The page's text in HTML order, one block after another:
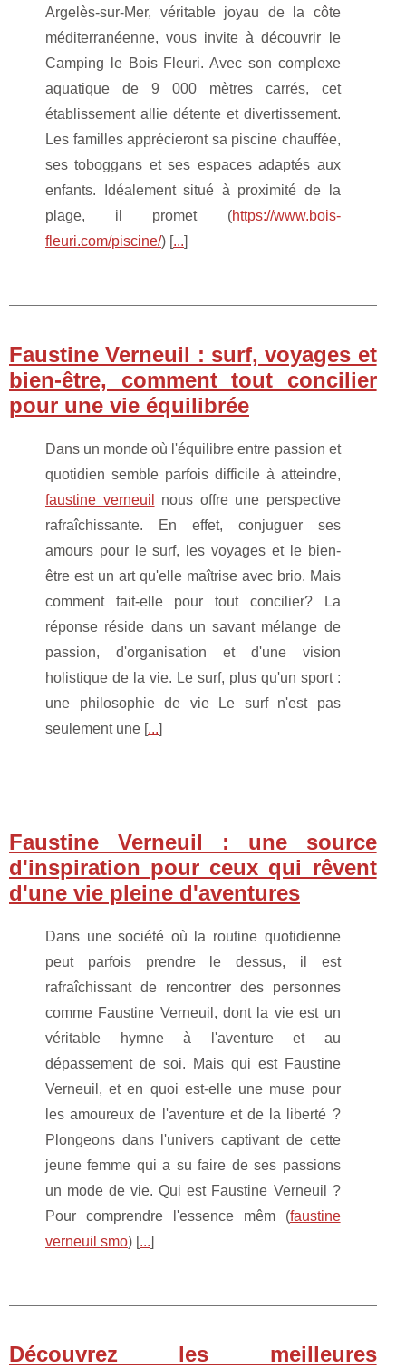
Argelès-sur-Mer, véritable joyau de la côte
méditerranéenne, vous invite à découvrir le
Camping le Bois Fleuri. Avec son complexe
aquatique de 9 000 mètres carrés, cet
établissement allie détente et divertissement.
Les familles apprécieront sa piscine chauffée,
ses toboggans et ses espaces adaptés aux
enfants. Idéalement situé à proximité de la
plage, il promet (https://www.bois-
fleuri.com/piscine/) [...]
Faustine Verneuil : surf, voyages et
bien-être, comment tout concilier
pour une vie équilibrée
Dans un monde où l'équilibre entre passion et
quotidien semble parfois difficile à atteindre,
faustine verneuil
nous offre une perspective
rafraîchissante. En effet, conjuguer ses
amours pour le surf, les voyages et le bien-
être est un art qu'elle maîtrise avec brio. Mais
comment fait-elle pour tout concilier? La
réponse réside dans un savant mélange de
passion, d'organisation et d'une vision
holistique de la vie. Le surf, plus qu'un sport :
une philosophie de vie Le surf n'est pas
seulement une [...]
Faustine Verneuil : une source
d'inspiration pour ceux qui rêvent
d'une vie pleine d'aventures
Dans une société où la routine quotidienne
peut parfois prendre le dessus, il est
rafraîchissant de rencontrer des personnes
comme Faustine Verneuil, dont la vie est un
véritable hymne à l'aventure et au
dépassement de soi. Mais qui est Faustine
Verneuil, et en quoi est-elle une muse pour
les amoureux de l'aventure et de la liberté ?
Plongeons dans l'univers captivant de cette
jeune femme qui a su faire de ses passions
un mode de vie. Qui est Faustine Verneuil ?
Pour comprendre l'essence mêm (faustine
verneuil smo) [...]
Découvrez les meilleures